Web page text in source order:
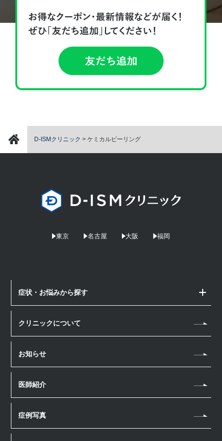
D-ISMクリニック > ケミカルピーリング
症状・お悩みから探す
しみ・そばかす
シワ
たるみ
肌質改善
毛穴
体のお悩み
若返り・アンチエイジング
医療瘦身
薄毛治療
幹細胞上清液 頭皮注射
ヘアアートメイク
医療脱毛
医療脱毛
クリニックについて
お知らせ
医師紹介
症例写真
東京 名古屋 大阪 福岡